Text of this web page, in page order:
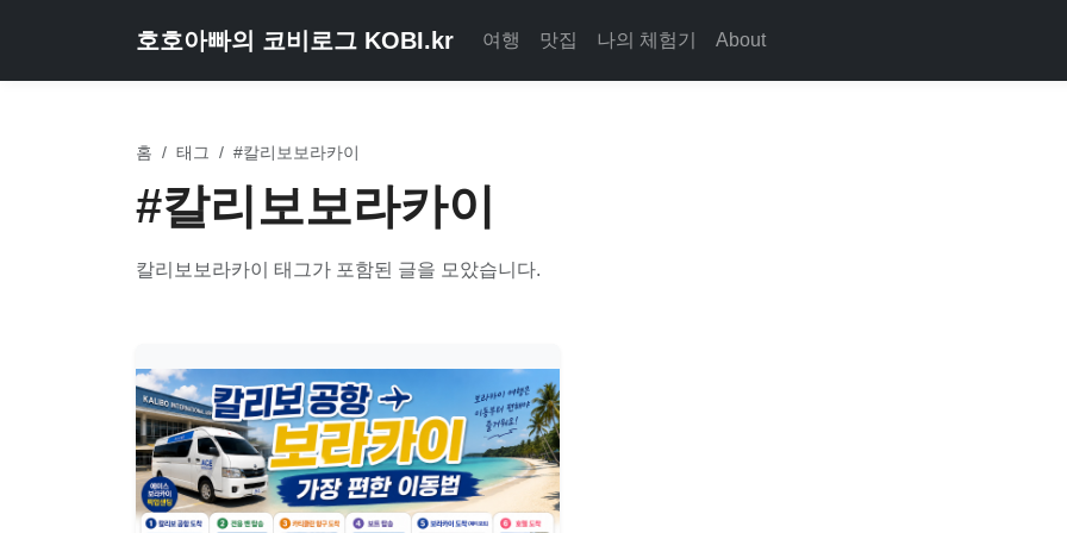
호호아빠의 코비로그 KOBI.kr 여행 맛집 나의 체험기 About
홈 / 태그 / #칼리보보라카이
#칼리보보라카이
칼리보보라카이 태그가 포함된 글을 모았습니다.